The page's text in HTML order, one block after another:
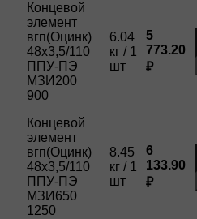
Концевой
элемент
вгп(Оцинк)
48х3,5/110
ППУ-ПЭ
МЗИ200
900
6.04
кг / 1
шт
5
773.20
₽
Концевой
элемент
вгп(Оцинк)
48х3,5/110
ППУ-ПЭ
МЗИ650
1250
8.45
кг / 1
шт
6
133.90
₽